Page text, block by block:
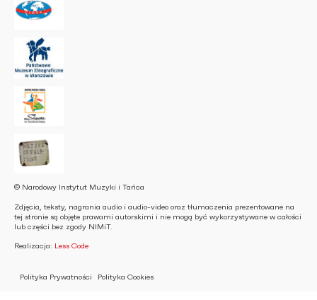
© Narodowy Instytut Muzyki i Tańca
Zdjęcia, teksty, nagrania audio i audio-video oraz tłumaczenia prezentowane na
tej stronie są objęte prawami autorskimi i nie mogą być wykorzystywane w całości
lub części bez zgody NIMiT.
Realizacja: Less Code
Polityka Prywatności Polityka Cookies